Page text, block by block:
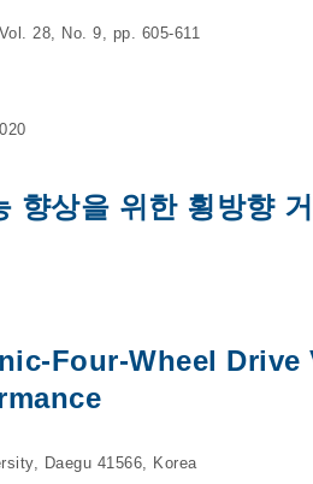
28, No. 9, pp. 605-611
향상을 위한 횡방향
Four-Wheel Drive
Daegu 41566, Korea